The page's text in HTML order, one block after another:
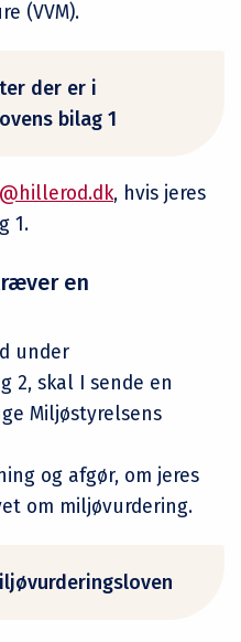
(VVM).
der er i
bilag 1
, hvis jeres
1.
en
under
2, skal I sende en
Miljøstyrelsens
og afgør, om jeres
om miljøvurdering.